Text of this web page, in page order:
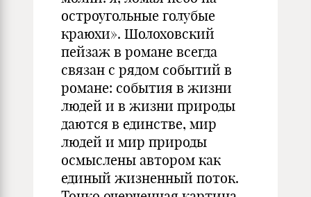
остроугольные голубые
краюхи». Шолоховский
пейзаж в романе всегда
связан с рядом событий в
романе: события в жизни
людей и в жизни природы
даются в единстве, мир
людей и мир природы
осмыслены автором как
единый жизненный поток.